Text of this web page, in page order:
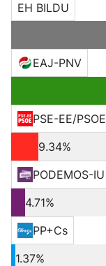
EH BILDU
EAJ-PNV
PSE-EE/PSOE
9.34%
PODEMOS-IU
4.71%
PP+Cs
1.37%